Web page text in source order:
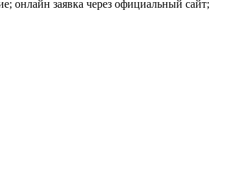
онлайн заявка через официальный сайт;